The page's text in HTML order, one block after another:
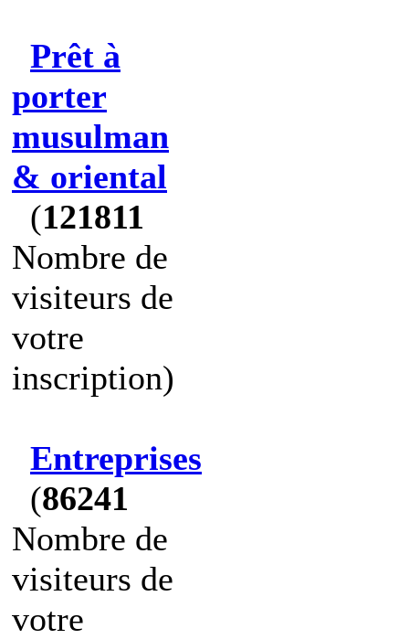
Prêt à
porter
musulman
& oriental
(121811
Nombre de
visiteurs de
votre
inscription)
Entreprises
(86241
Nombre de
visiteurs de
votre